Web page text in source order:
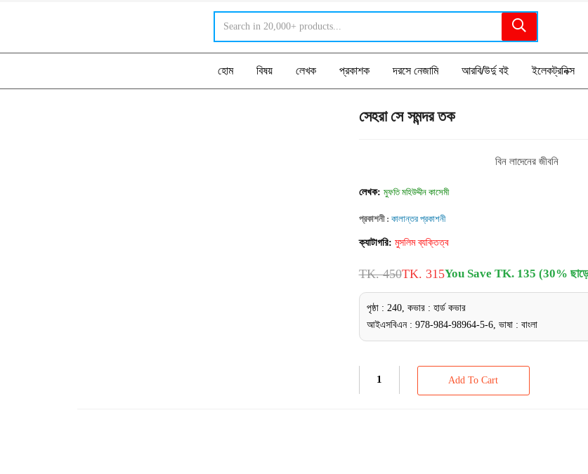
হোম বিষয় লেখক প্রকাশক দরসে নেজামি আরবি/উর্দু বই ইলেকট্রনিক্স
সেহরা সে সমন্দর তক
বিন লাদেনের জীবনি
লেখক: মুফতি মহিউদ্দীন কাসেমী
প্রকাশনী : কালান্তর প্রকাশনী
ক্যাটাগরি: মুসলিম ব্যক্তিত্ব
TK. 450TK. 315You Save TK. 135 (30%
পৃষ্ঠা : 240, কভার : হার্ড কভার
আইএসবিএন : 978-984-98964-5-6, ভাষা : বাংলা
Add To Cart